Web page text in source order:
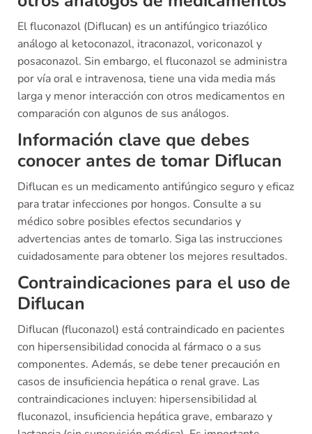
El fluconazol (Diflucan) es un antifúngico triazólico
análogo al ketoconazol, itraconazol, voriconazol y
posaconazol. Sin embargo, el fluconazol se administra
por vía oral e intravenosa, tiene una vida media más
larga y menor interacción con otros medicamentos en
comparación con algunos de sus análogos.
Información clave que debes
conocer antes de tomar Diflucan
Diflucan es un medicamento antifúngico seguro y eficaz
para tratar infecciones por hongos. Consulte a su
médico sobre posibles efectos secundarios y
advertencias antes de tomarlo. Siga las instrucciones
cuidadosamente para obtener los mejores resultados.
Contraindicaciones para el uso de
Diflucan
Diflucan (fluconazol) está contraindicado en pacientes
con hipersensibilidad conocida al fármaco o a sus
componentes. Además, se debe tener precaución en
casos de insuficiencia hepática o renal grave. Las
contraindicaciones incluyen: hipersensibilidad al
fluconazol, insuficiencia hepática grave, embarazo y